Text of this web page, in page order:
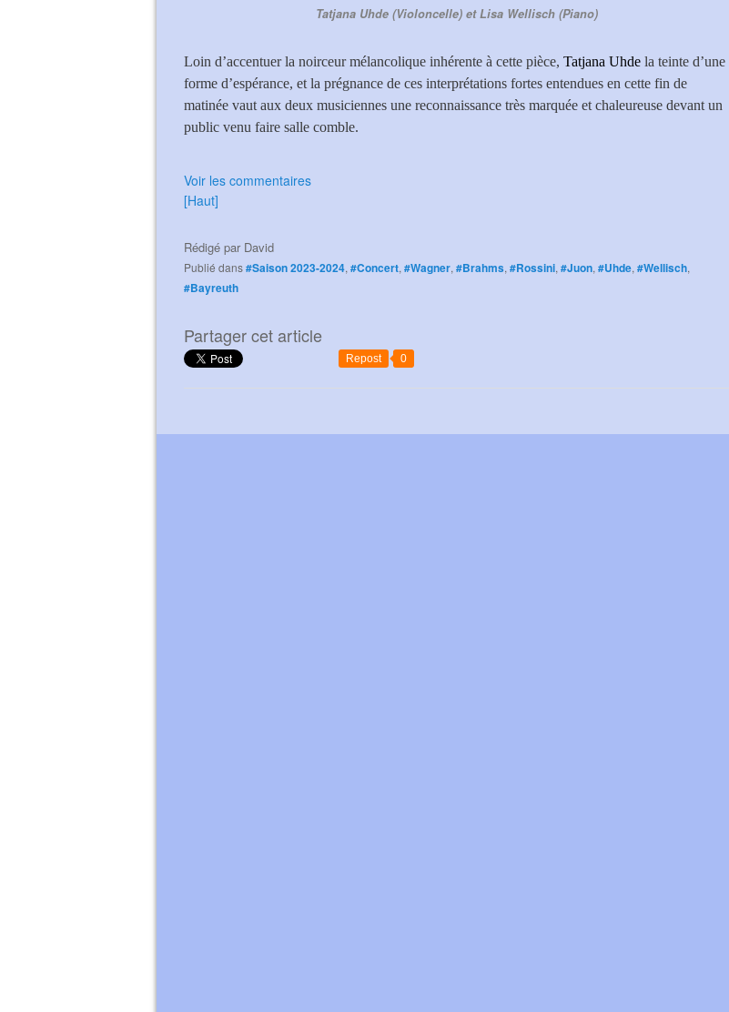
Tatjana Uhde (Violoncelle) et Lisa Wellisch (Piano)
Loin d’accentuer la noirceur mélancolique inhérente à cette pièce, Tatjana Uhde la teinte d’une
forme d’espérance, et la prégnance de ces interprétations fortes entendues en cette fin de
matinée vaut aux deux musiciennes une reconnaissance très marquée et chaleureuse devant un
public venu faire salle comble.
Voir les commentaires
[Haut]
Rédigé par David
Publié dans#Saison 2023-2024, #Concert, #Wagner, #Brahms, #Rossini, #Juon, #Uhde, #Wellisch,
#Bayreuth
Partager cet article
Repost 0